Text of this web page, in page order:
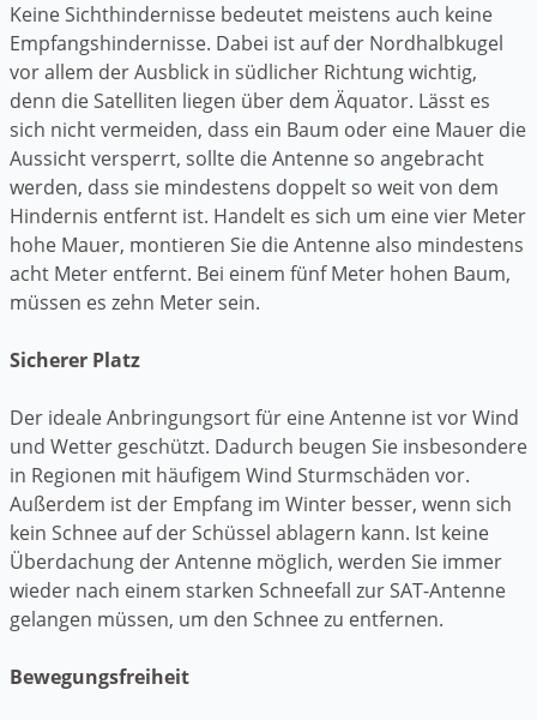
Keine Sichthindernisse bedeutet meistens auch keine
Empfangshindernisse. Dabei ist auf der Nordhalbkugel
vor allem der Ausblick in südlicher Richtung wichtig,
denn die Satelliten liegen über dem Äquator. Lässt es
sich nicht vermeiden, dass ein Baum oder eine Mauer die
Aussicht versperrt, sollte die Antenne so angebracht
werden, dass sie mindestens doppelt so weit von dem
Hindernis entfernt ist. Handelt es sich um eine vier Meter
hohe Mauer, montieren Sie die Antenne also mindestens
acht Meter entfernt. Bei einem fünf Meter hohen Baum,
müssen es zehn Meter sein.
Sicherer Platz
Der ideale Anbringungsort für eine Antenne ist vor Wind
und Wetter geschützt. Dadurch beugen Sie insbesondere
in Regionen mit häufigem Wind Sturmschäden vor.
Außerdem ist der Empfang im Winter besser, wenn sich
kein Schnee auf der Schüssel ablagern kann. Ist keine
Überdachung der Antenne möglich, werden Sie immer
wieder nach einem starken Schneefall zur SAT-Antenne
gelangen müssen, um den Schnee zu entfernen.
Bewegungsfreiheit